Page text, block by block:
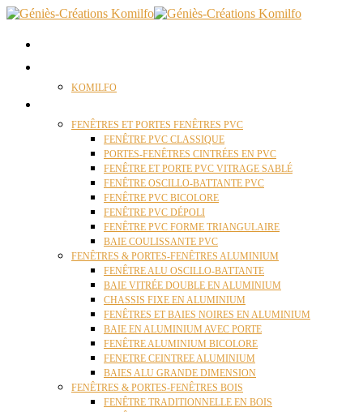
KOMILFO
FENÊTRES ET PORTES FENÊTRES PVC
FENÊTRE PVC CLASSIQUE
PORTES-FENÊTRES CINTRÉES EN PVC
FENÊTRE ET PORTE PVC VITRAGE SABLÉ
FENÊTRE OSCILLO-BATTANTE PVC
FENÊTRE PVC BICOLORE
FENÊTRE PVC DÉPOLI
FENÊTRE PVC FORME TRIANGULAIRE
BAIE COULISSANTE PVC
FENÊTRES & PORTES-FENÊTRES ALUMINIUM
FENÊTRE ALU OSCILLO-BATTANTE
BAIE VITRÉE DOUBLE EN ALUMINIUM
CHASSIS FIXE EN ALUMINIUM
FENÊTRES ET BAIES NOIRES EN ALUMINIUM
BAIE EN ALUMINIUM AVEC PORTE
FENÊTRE ALUMINIUM BICOLORE
FENETRE CEINTREE ALUMINIUM
BAIES ALU GRANDE DIMENSION
FENÊTRES & PORTES-FENÊTRES BOIS
FENÊTRE TRADITIONNELLE EN BOIS